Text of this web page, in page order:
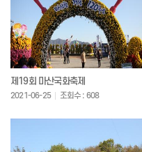
제19회 마산국화축제
2021-06-25 조회수 : 608